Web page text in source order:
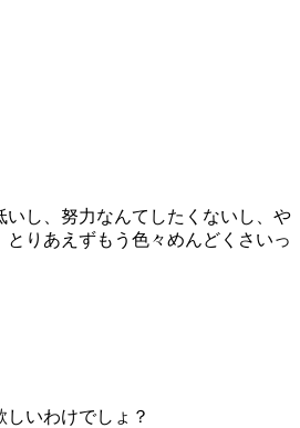
いし、努力なんてしたくないし、や
とりあえずもう色々めんどくさいっ
いわけでしょ？